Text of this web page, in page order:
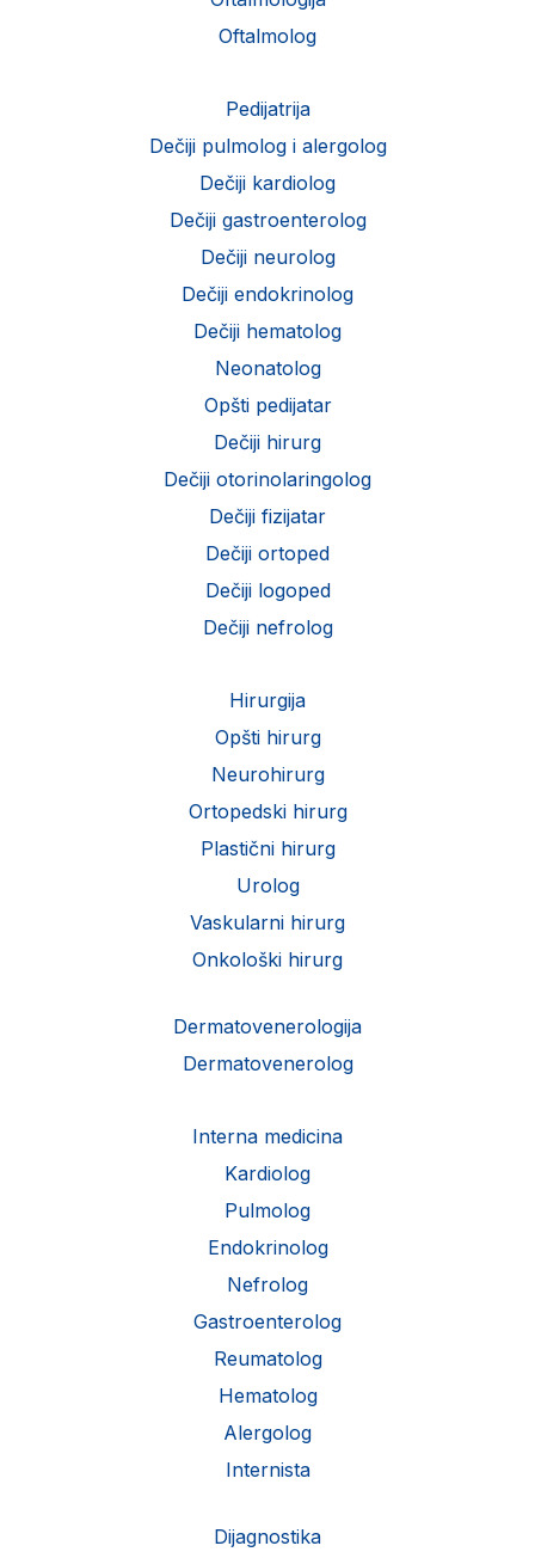
Oftalmolog
Pedijatrija
Dečiji pulmolog i alergolog
Dečiji kardiolog
Dečiji gastroenterolog
Dečiji neurolog
Dečiji endokrinolog
Dečiji hematolog
Neonatolog
Opšti pedijatar
Dečiji hirurg
Dečiji otorinolaringolog
Dečiji fizijatar
Dečiji ortoped
Dečiji logoped
Dečiji nefrolog
Hirurgija
Opšti hirurg
Neurohirurg
Ortopedski hirurg
Plastični hirurg
Urolog
Vaskularni hirurg
Onkološki hirurg
Dermatovenerologija
Dermatovenerolog
Interna medicina
Kardiolog
Pulmolog
Endokrinolog
Nefrolog
Gastroenterolog
Reumatolog
Hematolog
Alergolog
Internista
Dijagnostika